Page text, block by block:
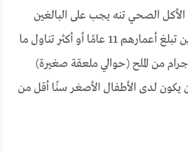
الصحي تنه يجب على البالغين
والأطفال الذين تبلغ أعمارهم 11 عامًا أو أكثر تناول ما
لا يزيد عن 6 جرام من الملح (حوالي ملعقة صغيرة)
يكون لدى الأطفال الأصغر سنًا أقل من